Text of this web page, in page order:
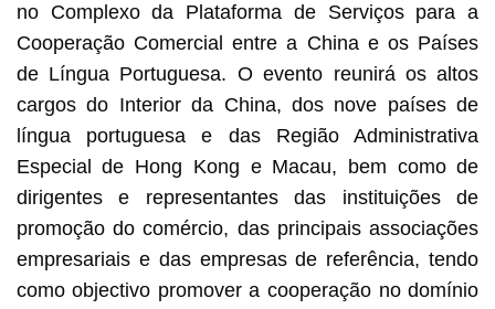
no Complexo da Plataforma de Serviços para a
Cooperação Comercial entre a China e os Países
de Língua Portuguesa. O evento reunirá os altos
cargos do Interior da China, dos nove países de
língua portuguesa e das Região Administrativa
Especial de Hong Kong e Macau, bem como de
dirigentes e representantes das instituições de
promoção do comércio, das principais associações
empresariais e das empresas de referência, tendo
como objectivo promover a cooperação no domínio